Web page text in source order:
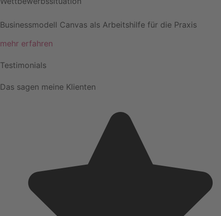
Businessmodell Canvas als Arbeitshilfe für die Praxis
mehr erfahren
Testimonials
Das sagen meine Klienten